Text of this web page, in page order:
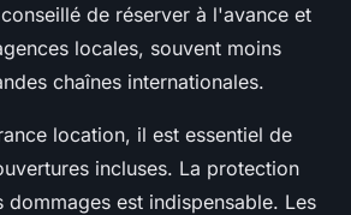
de réserver à l'avance et
locales, souvent moins
chaînes internationales.
location, il est essentiel de
incluses. La protection
est indispensable. Les